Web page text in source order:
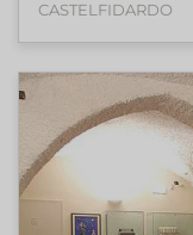
CASTELFIDARDO